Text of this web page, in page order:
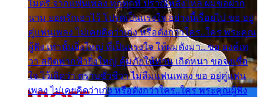
ไมตรี จากแฟนเพลง ทุกทุกที่ ปราณีหลั่งไหล ผมขอฝาก
นาม ยอดรักเอาไว้ โปรดเป็นแรงใจ อย่างนี้เรื่อยไป ขอ อยู่
คู่แฟนเพลง ไม่เคยคิดว่าเก่ง หรือดังกว่าใคร..ใคร พระคุณ
ผู้ฟัง เท่านั้นยิ่งใหญ่ ที่เป็นแรงใจ ให้ผมดังมา.. ขอ องค์เท
วา สถิตฟากฟ้ายิ่งใหญ่ คุ้มภัยให้ท่าน เถิดหนา ขอจงเชื่อ
ใจ ไว้เถิดว่า ตราบชั่วชีวา ไม่ลืมแฟนเพลง ขอ อยู่คู่แฟน
เพลง ไม่เคยคิดว่าเก่ง หรือดังกว่าใคร..ใคร พระคุณผู้ฟัง